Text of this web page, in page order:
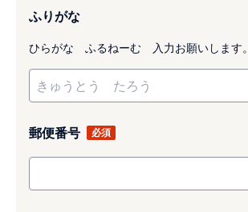
ふりがな
ひらがな ふるねーむ 入力お願いします。
郵便番号